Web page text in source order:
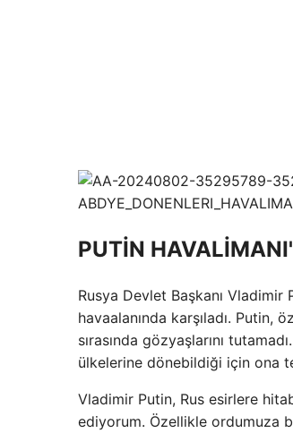
PUTİN
Rusya Devlet Başkanı
havaalanında karşıladı. Putin,
sırasında gözyaşlarını
ülkelerine dönebildiği için ona
Vladimir Putin, Rus esirlere
ediyorum. Özellikle ordumuza